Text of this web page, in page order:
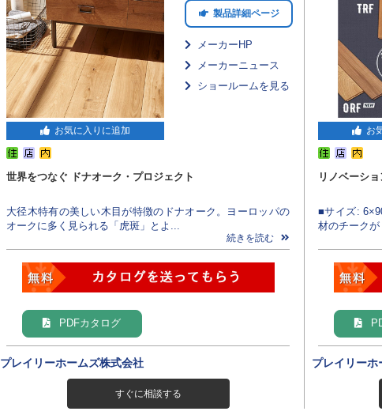
お気に入りに追加
製品詳細ページ
メーカーHP
メーカーニュース
ショールームを見る
世界をつなぐ ドナオーク・プロジェクト
大径木特有の美しい木目が特徴のドナオーク。ヨーロッパの
オークに多く見られる「虎斑」とよ...
続きを読む
PDFカタログ
プレイリーホームズ株式会社
すぐに相談する
お
リノベーシ
■サイズ:
材のチーク
プレイリーホ